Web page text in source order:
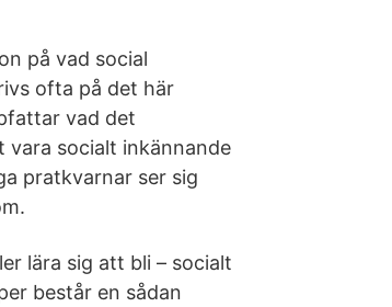
på vad social
ofta på det här
vad det
socialt inkännande
pratkvarnar ser sig
lära sig att bli – socialt
består en sådan